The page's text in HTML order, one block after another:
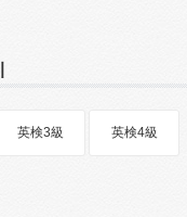
英検3級 英検4級